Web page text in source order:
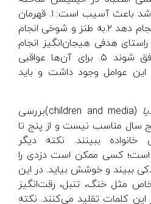
شود و پنج عامل داشته باشد باعث آسیب است: ۱. قهرمان
مثبت داستان این کار را انجام دهد ۲.به طنز و شوخی انجام
راستای هدفی هیجان‌انگیز انجام
شود ۴. در این عمل موفق شوند ۵. برای آن‌ها عواقبی
این عوامل وجود داشت و باید
(children and media)بررسی
سال مناسب نیست و از پنج تا
ببینند. نکته دیگر
است؛ کسی ممکن است دزدی را
ببیند و خوشش بیاید. در این
مثل خنگ، تنبل، رقت‌انگیز
کلمات تقلید می‌کنند. نکته